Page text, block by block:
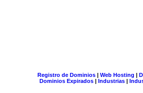
Registro de Dominios| Web Hosting |
Dominios Expirados | Industrias |